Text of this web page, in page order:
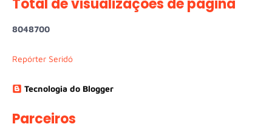
Total de visualizações de página
8048700
Repórter Seridó
Tecnologia do Blogger
Parceiros